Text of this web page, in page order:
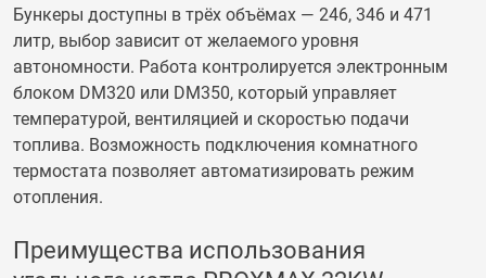
Бункеры доступны в трёх объёмах — 246, 346 и 471
литр, выбор зависит от желаемого уровня
автономности. Работа контролируется электронным
блоком DM320 или DM350, который управляет
температурой, вентиляцией и скоростью подачи
топлива. Возможность подключения комнатного
термостата позволяет автоматизировать режим
отопления.
Преимущества использования